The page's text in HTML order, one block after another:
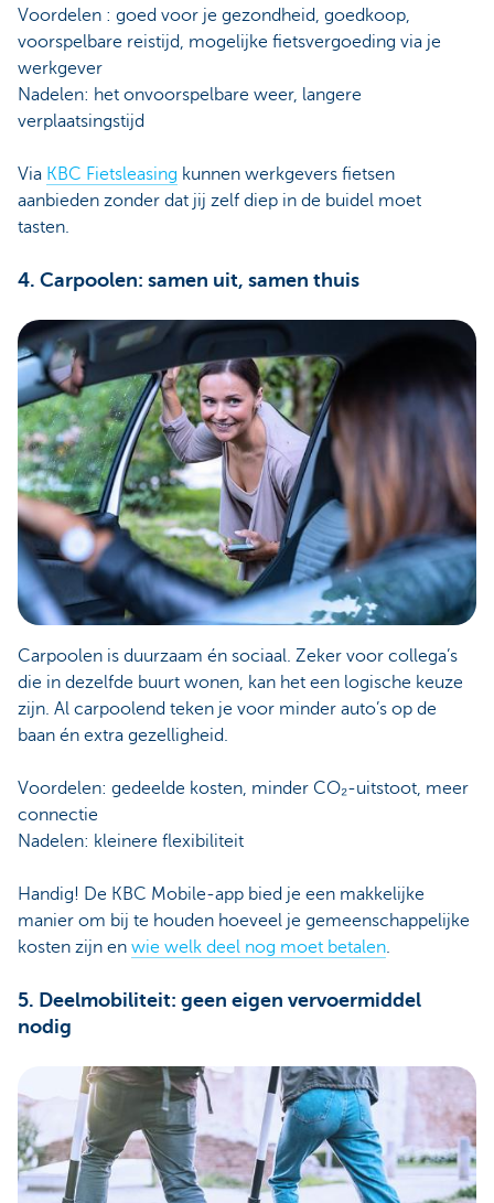
Voordelen : goed voor je gezondheid, goedkoop,
voorspelbare reistijd, mogelijke fietsvergoeding via je
werkgever
Nadelen: het onvoorspelbare weer, langere
verplaatsingstijd
Via KBC Fietsleasing kunnen werkgevers fietsen
aanbieden zonder dat jij zelf diep in de buidel moet
tasten.
4. Carpoolen: samen uit, samen thuis
Carpoolen is duurzaam én sociaal. Zeker voor collega’s
die in dezelfde buurt wonen, kan het een logische keuze
zijn. Al carpoolend teken je voor minder auto’s op de
baan én extra gezelligheid.
Voordelen: gedeelde kosten, minder CO₂-uitstoot, meer
connectie
Nadelen: kleinere flexibiliteit
Handig! De KBC Mobile-app bied je een makkelijke
manier om bij te houden hoeveel je gemeenschappelijke
kosten zijn en wie welk deel nog moet betalen.
5. Deelmobiliteit: geen eigen vervoermiddel
nodig